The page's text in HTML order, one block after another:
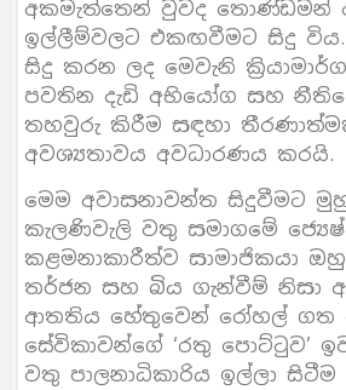
අකමැත්තෙන් වුවද තොණ්ඩමන්
ඉල්ලීම්වලට එකඟවීමට සිදු
සිදු කරන ලද මෙවැනි
පවතින දැඩි අභියෝග සහ
තහවුරු කිරීම සඳහා
අවශ්‍යතාවය අවධාරණය කරයි.
මෙම අවාසනාවන්ත සිදුවීමට
කැලණිවැලි වතු සමාගමේ
කළමනාකාරීත්ව සාමාජිකයා
තර්ජන සහ බිය ගැන්වීම් නිසා
ආතතිය හේතුවෙන් රෝහල් ගත
සේවිකාවන්ගේ ‘රතු පොට්ටුව’
වතු පාලනාධිකාරිය ඉල්ලා සිටීම